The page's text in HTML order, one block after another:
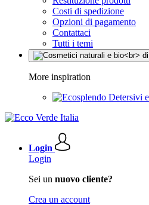
Costi di spedizione
Opzioni di pagamento
Contattaci
Tutti i temi
More inspiration
Detersivi
Login
Login
Sei un nuovo cliente?
Crea un account